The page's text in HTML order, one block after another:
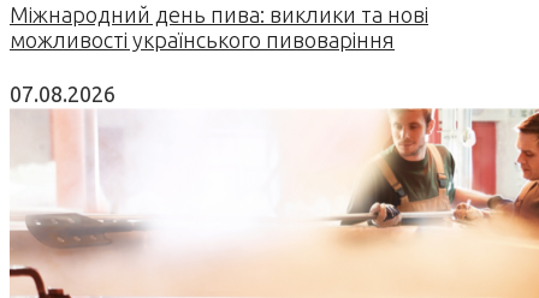
Міжнародний день пива: виклики та нові
можливості українського пивоваріння
07.08.2026